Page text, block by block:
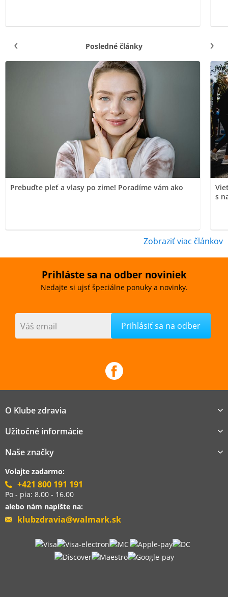
Posledné články
Prebuďte pleť a vlasy po zime! Poradíme vám ako
s
Zobraziť viac článkov
Prihláste sa na odber noviniek
Nedajte si ujsť špeciálne ponuky a novinky.
Váš email
O Klube zdravia
Užitočné informácie
Naše značky
Volajte zadarmo:
+421 800 191 191
Po - pia: 8.00 - 16.00
alebo nám napíšte na:
klubzdravia@walmark.sk